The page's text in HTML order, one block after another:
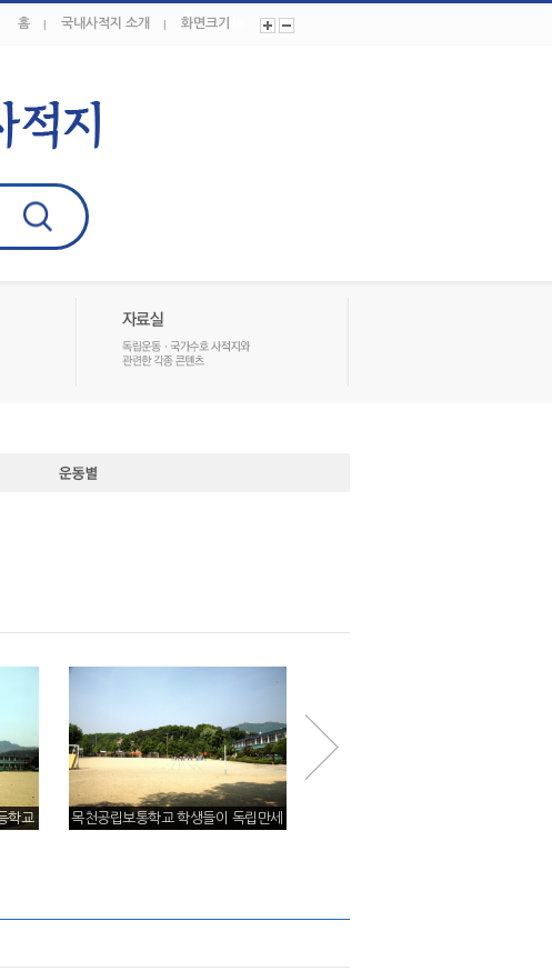
홈 국내사적지 소개 화면크기
학교
목천공립보통학교 학생들이 독립만세